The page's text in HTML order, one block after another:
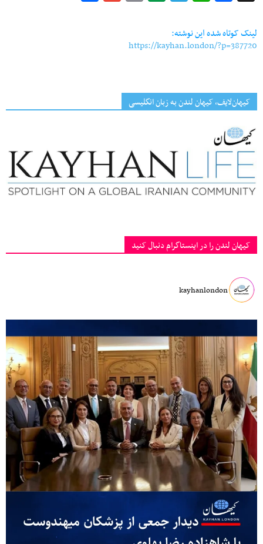
لینک کوتاه شده این نوشته:
https://kayhan.london/?p=387720
کیهان‌لایف، کیهان لندن به زبان انگلیسی
کیهان لندن را در اینستاگرام دنبال کنید
kayhanlondon